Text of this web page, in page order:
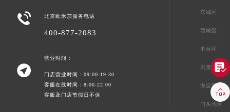
 北京欧米茄服务电话
400-877-2083

营业时间：
门店营业时间：09:00-19:30
客服在线时间：8:00-22:00
客服及门店节假日不休
东城区
西城区
丰台区
石景山区
海淀区
门头沟区

